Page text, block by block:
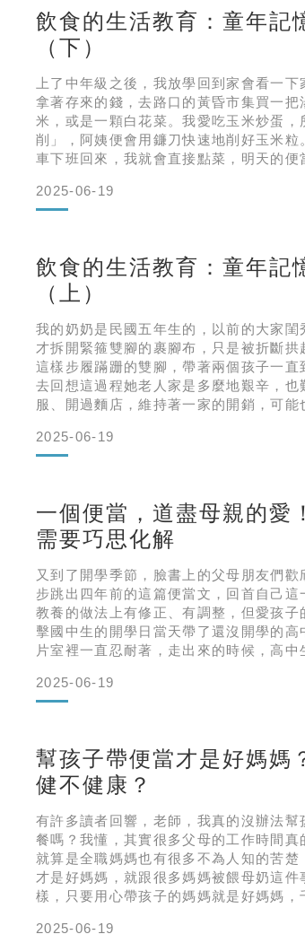
飲食的生活教育：童年記
（下）
上了中年級之後，我放學回到家會看一
拿著存來的錢，去路口的黃昏市集買一
米，或是一顆白花菜。我愛吃玉米炒蛋
削」，阿姨便會用鐮刀快速地削好玉米
車下班回來，我就會直接點菜，明天的
魚。糖醋魚是爸爸正式教我的第一道菜色
的年代，把魚煎得漂亮是功夫。
2025-06-19
飲食的生活教育：童年記
（上）
我的奶奶是民國五年生的，以前的大家閨
才拆開緊箍雙腳的裹腳布，只是被折斷
這樣步履蹣跚的雙腳，帶著兩個孩子一
去回想這過程她老人家是多麼地艱辛，
服、開過麵店，維持著一家的開銷，可
子都得自己做。我小時候天天陪在奶奶身
漿、鋪在木板上曬乾，再一層
2025-06-19
一個便當，道盡母親的愛
需要巧思化解
又到了開學季節，臉書上的父母朋友們
步跳出四年前的這篇便當文，回首自己這
教養的做法上有修正、有調整，但愛孩
擊國中生的開學日當天帶了還沒開學的
片室裡一直忍耐著，走出來的時候，高
吧！篠原涼子一直是深受我愛的日本女星
毅、有對孩子深深的愛。她說
2025-06-19
幫孩子帶便當才是好媽媽
健不健康？
有許多讀者回響，老師，我真的沒辦法
餐嗎？我懂，其實很多父母的工作時間真
就算是全職媽媽也有很多不為人知的苦
才是好媽媽，就跟很多媽媽被餵母奶這
樣，只要用心帶孩子的媽媽就是好媽媽
小有了自己的營養師，這是營養師踏入校
2025-06-19